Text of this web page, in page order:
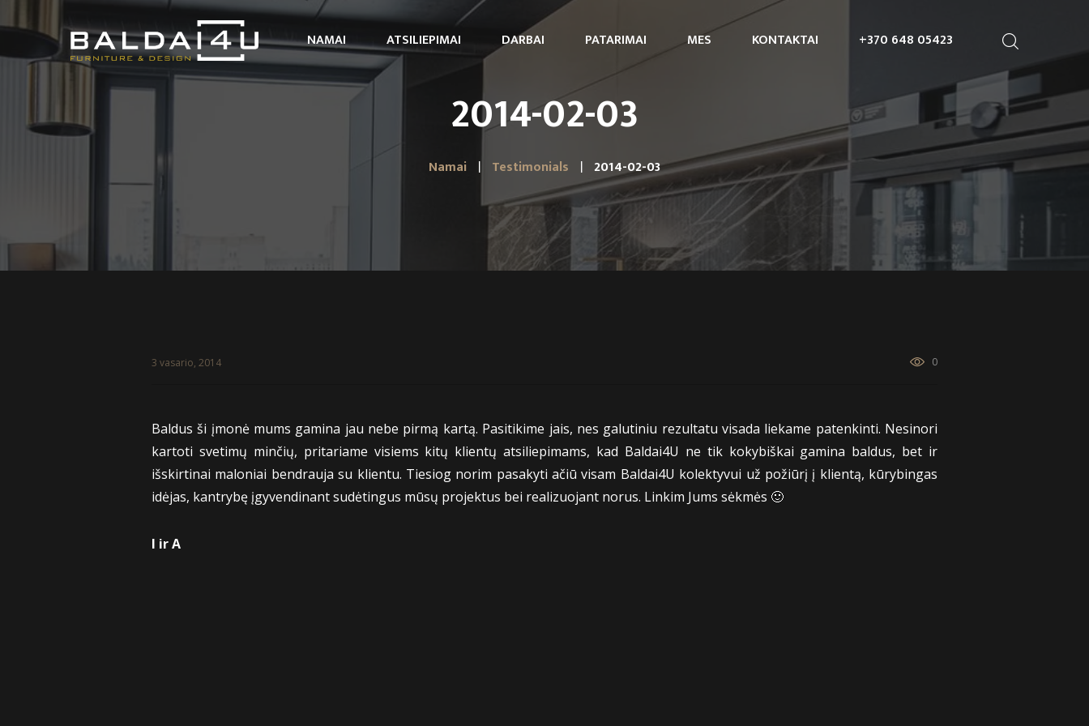
NAMAI ATSILIEPIMAI DARBAI PATARIMAI MES KONTAKTAI +370 648 05423
2014-02-03
Namai Testimonials 2014-02-03
3 vasario, 2014 0
Baldus ši įmonė mums gamina jau nebe pirmą kartą. Pasitikime jais, nes galutiniu rezultatu visada liekame patenkinti. Nesinori
kartoti svetimų minčių, pritariame visiems kitų klientų atsiliepimams, kad Baldai4U ne tik kokybiškai gamina baldus, bet ir
išskirtinai maloniai bendrauja su klientu. Tiesiog norim pasakyti ačiū visam Baldai4U kolektyvui už požiūrį į klientą, kūrybingas
idėjas, kantrybę įgyvendinant sudėtingus mūsų projektus bei realizuojant norus. Linkim Jums sėkmės 🙂
I ir A